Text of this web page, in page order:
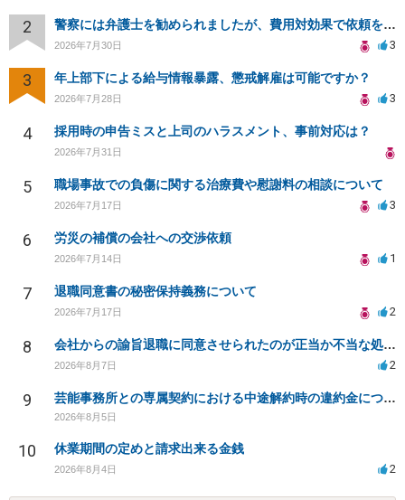
2 警察には弁護士を勧められましたが、費用対効果で依頼をすることを躊躇しています。
2026年7月30日 3
3 年上部下による給与情報暴露、懲戒解雇は可能ですか？
2026年7月28日 3
4 採用時の申告ミスと上司のハラスメント、事前対応は？
2026年7月31日
5 職場事故での負傷に関する治療費や慰謝料の相談について
2026年7月17日 3
6 労災の補償の会社への交渉依頼
2026年7月14日 1
7 退職同意書の秘密保持義務について
2026年7月17日 2
8 会社からの諭旨退職に同意させられたのが正当か不当な処分かどうか教えてほしい
2026年8月7日 2
9 芸能事務所との専属契約における中途解約時の違約金について相談したいです
2026年8月5日
10 休業期間の定めと請求出来る金銭
2026年8月4日 2